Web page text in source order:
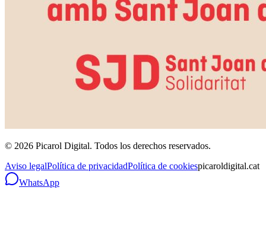
© 2026 Picarol Digital. Todos los derechos reservados.
Aviso legalPolítica de privacidadPolítica de cookiespicaroldigital.cat
WhatsApp